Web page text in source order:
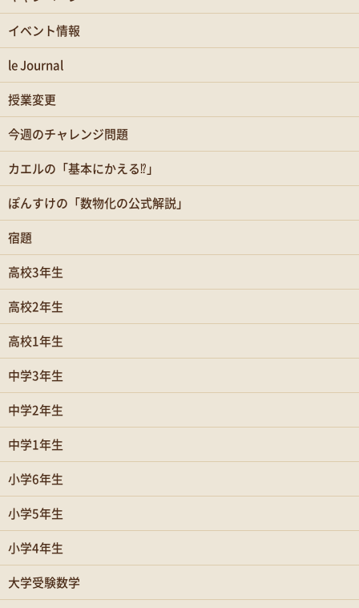
イベント情報
le Journal
授業変更
今週のチャレンジ問題
カエルの「基本にかえる⁉」
ぽんすけの「数物化の公式解説」
宿題
高校3年生
高校2年生
高校1年生
中学3年生
中学2年生
中学1年生
小学6年生
小学5年生
小学4年生
大学受験数学